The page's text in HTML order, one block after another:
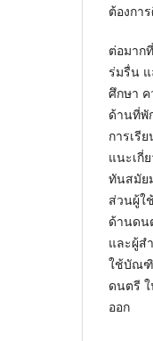
ต้องกา
ต่อมาก
ร่มรื่น
ศึกษา
ด้านที่พั
การเรี
แนะเกี่
ทันสมัย
ส่วนผู้ใ
ด้านดน
และผู้ส
ใช้บัณฑิ
ดนตรี
ออก